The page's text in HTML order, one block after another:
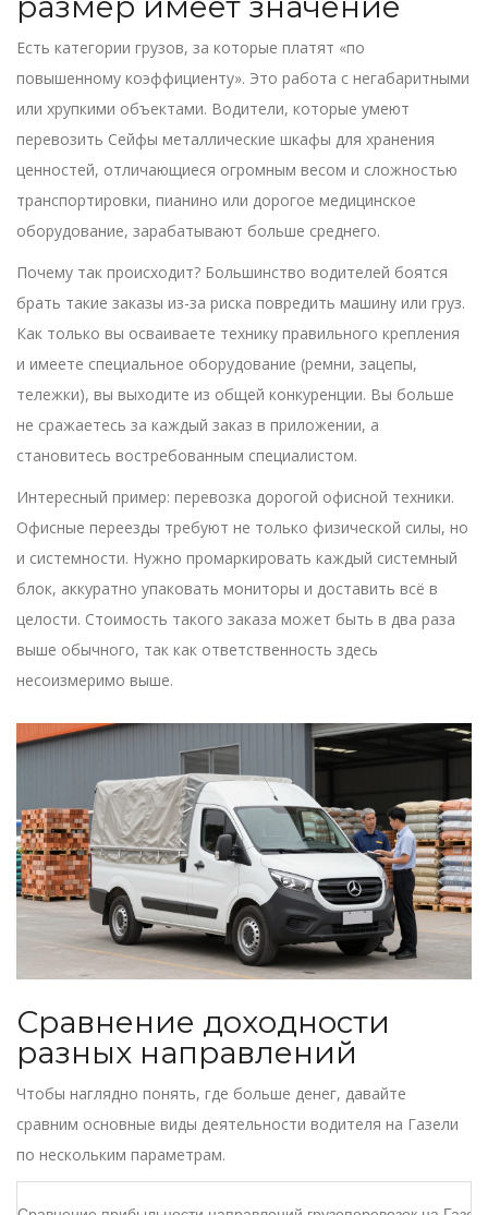
Есть категории грузов, за которые платят «по
повышенному коэффициенту». Это работа с негабаритными
или хрупкими объектами. Водители, которые умеют
перевозить Сейфы металлические шкафы для хранения
ценностей, отличающиеся огромным весом и сложностью
транспортировки, пианино или дорогое медицинское
оборудование, зарабатывают больше среднего.
Почему так происходит? Большинство водителей боятся
брать такие заказы из-за риска повредить машину или груз.
Как только вы осваиваете технику правильного крепления
и имеете специальное оборудование (ремни, зацепы,
тележки), вы выходите из общей конкуренции. Вы больше
не сражаетесь за каждый заказ в приложении, а
становитесь востребованным специалистом.
Интересный пример: перевозка дорогой офисной техники.
Офисные переезды требуют не только физической силы, но
и системности. Нужно промаркировать каждый системный
блок, аккуратно упаковать мониторы и доставить всё в
целости. Стоимость такого заказа может быть в два раза
выше обычного, так как ответственность здесь
несоизмеримо выше.
Сравнение доходности
разных направлений
Чтобы наглядно понять, где больше денег, давайте
сравним основные виды деятельности водителя на Газели
по нескольким параметрам.